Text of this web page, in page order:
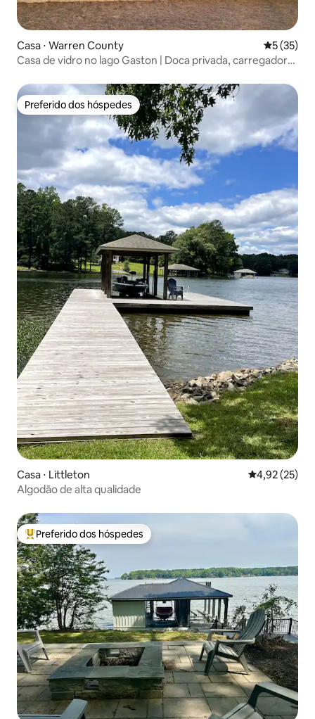
Casa ⋅ Warren County 5 de uma
5 (35)
Casa de vidro no lago Gaston | Doca privada, carregador
Preferido dos hóspedes
Preferido dos hóspedes
Casa ⋅ Littleton 4,92 de uma
4,92 (25)
Algodão de alta qualidade
Entre os melhores preferidos dos hóspedes
Preferido dos hóspedes